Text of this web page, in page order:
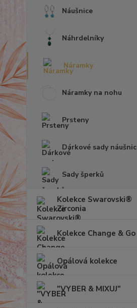
Náušnice
Náhrdelníky
Náramky
Náramky na nohu
Prsteny
Dárkové sady náušnic
Sady šperků
Kolekce Swarovski®
Zirconia
Kolekce Change & Go
Opálová kolekce
"VYBER & MIXUJ"